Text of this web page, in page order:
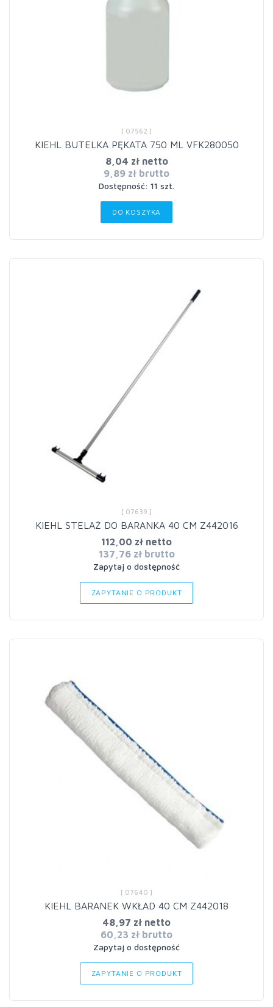
[ 07562 ]
KIEHL BUTELKA PĘKATA 750 ML VFK280050
8,04 zł netto
9,89 zł brutto
Dostępność: 11 szt.
DO KOSZYKA
[ 07639 ]
KIEHL STELAŻ DO BARANKA 40 CM Z442016
112,00 zł netto
137,76 zł brutto
Zapytaj o dostępność
ZAPYTANIE O PRODUKT
[ 07640 ]
KIEHL BARANEK WKŁAD 40 CM Z442018
48,97 zł netto
60,23 zł brutto
Zapytaj o dostępność
ZAPYTANIE O PRODUKT